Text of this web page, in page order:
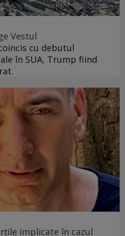
Vestul
cu debutul
în SUA, Trump fiind
implicate în cazul